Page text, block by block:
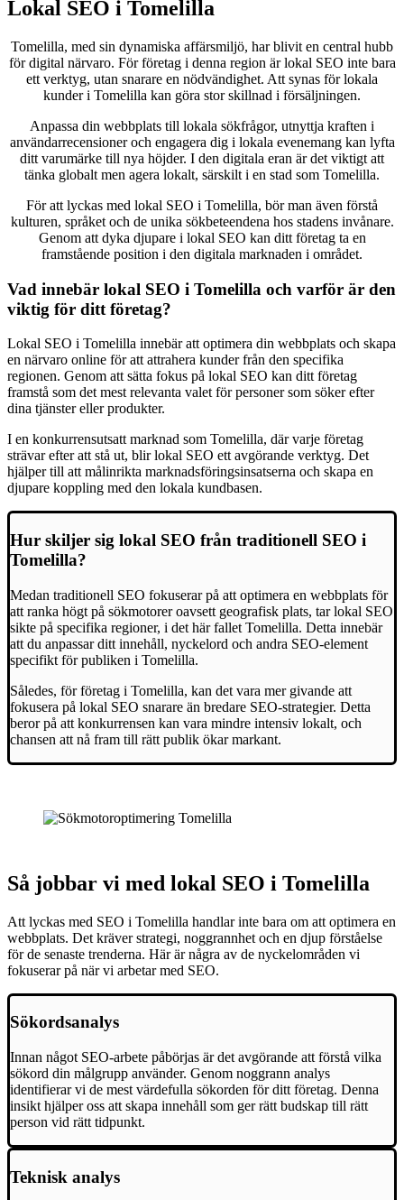
Lokal SEO i Tomelilla
Tomelilla, med sin dynamiska affärsmiljö, har blivit en central hubb
för digital närvaro. För företag i denna region är lokal SEO inte bara
ett verktyg, utan snarare en nödvändighet. Att synas för lokala
kunder i Tomelilla kan göra stor skillnad i försäljningen.
Anpassa din webbplats till lokala sökfrågor, utnyttja kraften i
användarrecensioner och engagera dig i lokala evenemang kan lyfta
ditt varumärke till nya höjder. I den digitala eran är det viktigt att
tänka globalt men agera lokalt, särskilt i en stad som Tomelilla.
För att lyckas med lokal SEO i Tomelilla, bör man även förstå
kulturen, språket och de unika sökbeteendena hos stadens invånare.
Genom att dyka djupare i lokal SEO kan ditt företag ta en
framstående position i den digitala marknaden i området.
Vad innebär lokal SEO i Tomelilla och varför är den
viktig för ditt företag?
Lokal SEO i Tomelilla innebär att optimera din webbplats och skapa
en närvaro online för att attrahera kunder från den specifika
regionen. Genom att sätta fokus på lokal SEO kan ditt företag
framstå som det mest relevanta valet för personer som söker efter
dina tjänster eller produkter.
I en konkurrensutsatt marknad som Tomelilla, där varje företag
strävar efter att stå ut, blir lokal SEO ett avgörande verktyg. Det
hjälper till att målinrikta marknadsföringsinsatserna och skapa en
djupare koppling med den lokala kundbasen.
Hur skiljer sig lokal SEO från traditionell SEO i
Tomelilla?
Medan traditionell SEO fokuserar på att optimera en webbplats för
att ranka högt på sökmotorer oavsett geografisk plats, tar lokal SEO
sikte på specifika regioner, i det här fallet Tomelilla. Detta innebär
att du anpassar ditt innehåll, nyckelord och andra SEO-element
specifikt för publiken i Tomelilla.
Således, för företag i Tomelilla, kan det vara mer givande att
fokusera på lokal SEO snarare än bredare SEO-strategier. Detta
beror på att konkurrensen kan vara mindre intensiv lokalt, och
chansen att nå fram till rätt publik ökar markant.
Så jobbar vi med lokal SEO i Tomelilla
Att lyckas med SEO i Tomelilla handlar inte bara om att optimera en
webbplats. Det kräver strategi, noggrannhet och en djup förståelse
för de senaste trenderna. Här är några av de nyckelområden vi
fokuserar på när vi arbetar med SEO.
Sökordsanalys
Innan något SEO-arbete påbörjas är det avgörande att förstå vilka
sökord din målgrupp använder. Genom noggrann analys
identifierar vi de mest värdefulla sökorden för ditt företag. Denna
insikt hjälper oss att skapa innehåll som ger rätt budskap till rätt
person vid rätt tidpunkt.
Teknisk analys